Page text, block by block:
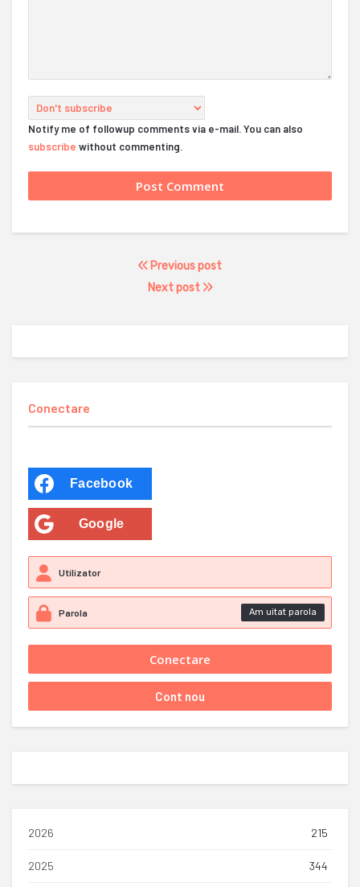
Notify me of followup comments via e-mail. You can also
subscribe without commenting.
Previous post
Next post
Conectare
Facebook
Google
Am uitat parola
2026 215
2025 344